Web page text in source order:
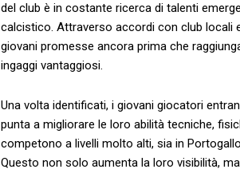
del​ club è in costante‍ ricerca ⁤di ⁣talenti
calcistico. Attraverso accordi con club locali
giovani promesse ancora prima che
ingaggi vantaggiosi.
Una volta identificati, i giovani giocatori⁤
punta⁣ a migliorare ⁢le loro abilità tecniche,
competono a livelli ⁢molto alti, sia in
Questo​ non solo aumenta la loro visibilità,